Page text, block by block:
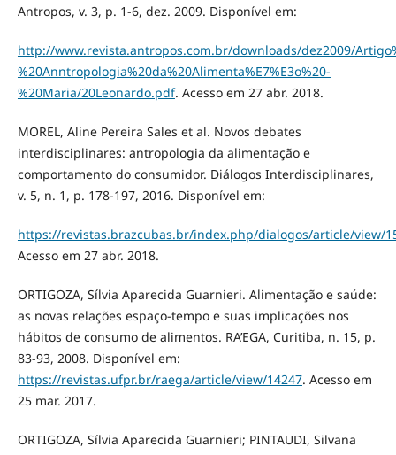
Antropos, v. 3, p. 1-6, dez. 2009. Disponível em:
http://www.revista.antropos.com.br/downloads/dez2009/
%20Anntropologia%20da%20Alimenta%E7%E3o%20-
%20Maria/20Leonardo.pdf. Acesso em 27 abr. 2018.
MOREL, Aline Pereira Sales et al. Novos debates
interdisciplinares: antropologia da alimentação e
comportamento do consumidor. Diálogos Interdisciplinares,
v. 5, n. 1, p. 178-197, 2016. Disponível em:
https://revistas.brazcubas.br/index.php/dialogos/article/view/
Acesso em 27 abr. 2018.
ORTIGOZA, Sílvia Aparecida Guarnieri. Alimentação e saúde:
as novas relações espaço-tempo e suas implicações nos
hábitos de consumo de alimentos. RA’EGA, Curitiba, n. 15, p.
83-93, 2008. Disponível em:
https://revistas.ufpr.br/raega/article/view/14247. Acesso em
25 mar. 2017.
ORTIGOZA, Sílvia Aparecida Guarnieri; PINTAUDI, Silvana